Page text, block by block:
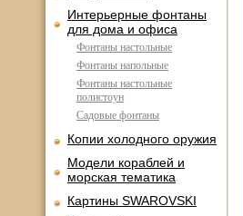
Интерьерные фонтаны
для дома и офиса
Фонтаны настольные
Фонтаны напольные
Фонтаны настольные
полистоун
Садовые фонтаны
Копии холодного оружия
Модели кораблей и
морская тематика
Картины SWAROVSKI